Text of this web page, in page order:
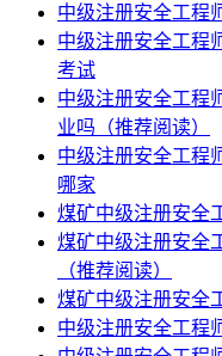
中级注册安全工程
中级注册安全工程
考试
中级注册安全工程
业吗（推荐阅读）
中级注册安全工程
哪家
煤矿中级注册安全
煤矿中级注册安全
（推荐阅读）
煤矿中级注册安全
中级注册安全工程